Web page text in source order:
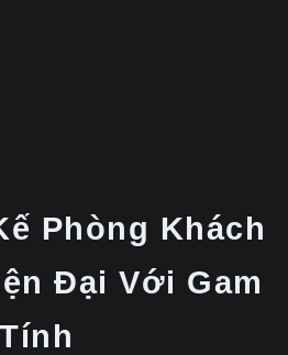
Phòng Khách
Đại Với Gam